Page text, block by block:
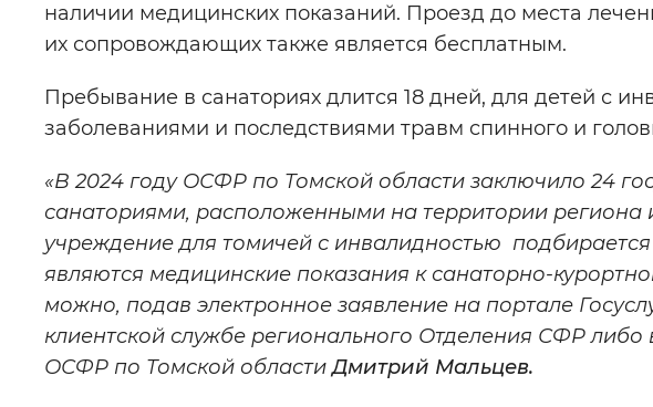
Вернуть стандартные настройки
наличии медицинских показаний. Проезд до места
их сопровождающих также является бесплатным.
Пребывание в санаториях длится 18 дней, для детей с
заболеваниями и последствиями травм спинного и
«В 2024 году ОСФР по Томской области заключило 24
санаториями, расположенными на территории региона
учреждение для томичей с инвалидностью
являются медицинские показания к санаторно-
можно, подав электронное заявление на портале
клиентской службе регионального Отделения СФР
ОСФР по Томской областиДмитрий Мальцев.